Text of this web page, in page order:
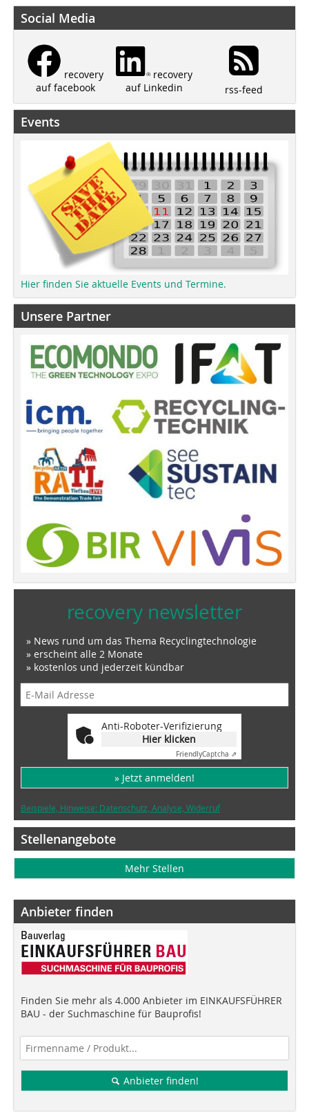
Social Media
recovery
auf facebook
recovery
auf Linkedin
rss-feed
Events
Hier finden Sie aktuelle Events und Termine.
Unsere Partner
recovery newsletter
» News rund um das Thema Recyclingtechnologie
» erscheint alle 2 Monate
» kostenlos und jederzeit kündbar
Anti-Roboter-Verifizierung
Hier klicken
FriendlyCaptcha ⇗
» Jetzt anmelden!
Beispiele, Hinweise: Datenschutz, Analyse, Widerruf
Stellenangebote
Mehr Stellen
Anbieter finden
Finden Sie mehr als 4.000 Anbieter im EINKAUFSFÜHRER
BAU - der Suchmaschine für Bauprofis!
Anbieter finden!